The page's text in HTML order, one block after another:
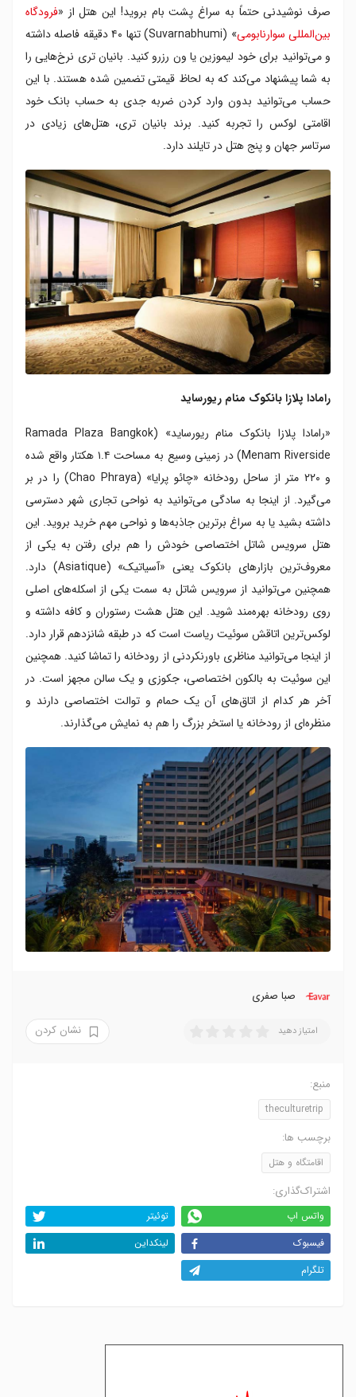
صرف نوشیدنی حتماً به سراغ پشت بام بروید! این هتل از «فرودگاه
بین‌المللی سوارنابومی
» (Suvarnabhumi) تنها ۴۰ دقیقه فاصله داشته
و می‌توانید برای خود لیموزین یا ون رزرو کنید. بانیان تری نرخ‌هایی را
به شما پیشنهاد می‌کند که به لحاظ قیمتی تضمین شده‌ هستند. با این
حساب می‌توانید بدون وارد کردن ضربه جدی به حساب بانک خود
اقامتی لوکس را تجربه کنید. برند بانیان تری، هتل‌های زیادی در
سرتاسر جهان و پنج هتل در تایلند دارد.
رامادا پلازا بانکوک منام ریورساید
«رامادا پلازا بانکوک منام ریورساید» (Ramada Plaza Bangkok
Menam Riverside) در زمینی وسیع به مساحت ۱.۴ هکتار واقع شده
و ۲۲۰ متر از ساحل رودخانه «چائو پرایا» (Chao Phraya) را در بر
می‌گیرد. از اینجا به سادگی می‌توانید به نواحی تجاری شهر دسترسی
داشته بشید یا به سراغ برترین جاذبه‌ها و نواحی مهم خرید بروید. این
هتل سرویس شاتل اختصاصی خودش را هم برای رفتن به یکی از
معروف‌ترین بازارهای بانکوک یعنی «آسیاتیک» (Asiatique) دارد.
همچنین می‌توانید از سرویس شاتل به سمت یکی از اسکله‌های اصلی
روی رودخانه بهره‌مند شوید. این هتل هشت رستوران و کافه داشته و
لوکس‌ترین اتاقش سوئیت ریاست است که در طبقه شانزدهم قرار دارد.
از اینجا می‌توانید مناظری باورنکردنی از رودخانه را تماشا کنید. همچنین
این سوئیت به بالکون اختصاصی، جکوزی و یک سالن مجهز است. در
آخر هر کدام از اتاق‌های آن یک حمام و توالت اختصاصی دارند و
منظره‌ای از رودخانه یا استخر بزرگ را هم به نمایش می‌گذارند.
صبا صفری
امتیاز دهید نشان کردن
منبع:
theculturetrip
برچسب ها:
اقامتگاه و هتل
اشتراک‌گذاری:
واتس اپ
توئیتر
فیسبوک
لینکداین
تلگرام